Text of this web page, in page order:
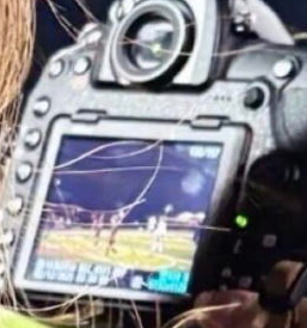
или
е
последните
ако е
OFRA